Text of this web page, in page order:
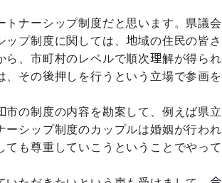
ナーシップ制度だと思います。県議会
プ制度に関しては、地域の住民の皆さ
、市町村のレベルで順次理解が得られ
その後押しを行うという立場で参画を
の制度の内容を勘案して、例えば県立
シップ制度のカップルは婚姻が行われ
も尊重していこうということでやって